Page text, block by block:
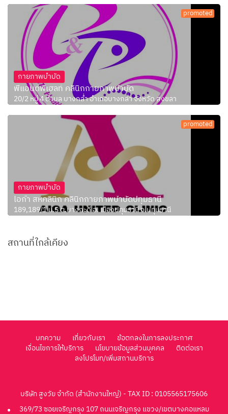
promoted
กายภาพบำบัด
พีแอนด์พีเฮลท์ คลินิกกายภาพบำบัด
20/2 หมู่ 4 ตำบล บางกล่ำ อำเภอบางกล่ำ จังหวัด สงขลา
promoted
กายภาพบำบัด
ไอก้า สหคลินิก คลินิกกายภาพบำบัดปทุมธานี
189,189/1 ม.5 ต.บางกะดี อ. เมืองปทุมธานี จ.ปทุมธานี
สถานที่ใกล้เคียง
บทความ เกี่ยวกับเรา
ข้อตกลงในการลงประกาศ
เงื่อนไขการให้บริการ
นโยบายข้อมูลส่วนบุคคล
ติดต่อเรา
ลงโปรโมท/เพิ่มสถานบริการ
บริษัท สูงวัย จำกัด (สำนักงานใหญ่) - TAX ID : 0105565175606
369/73 ซอยเจริญกรุง 107 ถนนเจริญกรุง แขวง/เขตบางคอแหลม